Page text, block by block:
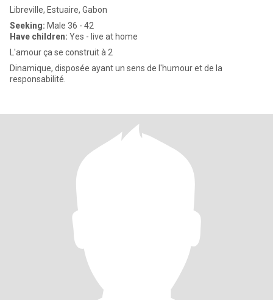
Libreville, Estuaire, Gabon
Seeking: Male 36 - 42
Have children: Yes - live at home
L'amour ça se construit à 2
Dinamique, disposée ayant un sens de l'humour et de la
responsabilité.